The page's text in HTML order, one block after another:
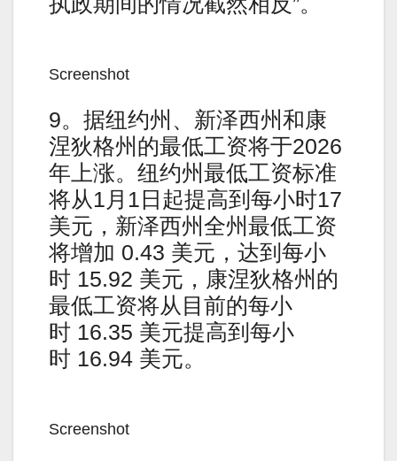
Screenshot
9。据纽约州、新泽西州和康
涅狄格州的最低工资将于2026
年上涨。纽约州最低工资标准
将从1月1日起提高到每小时17
美元，新泽西州全州最低工资
将增加 0.43 美元，达到每小
时 15.92 美元，康涅狄格州的
最低工资将从目前的每小
时 16.35 美元提高到每小
时 16.94 美元。
Screenshot